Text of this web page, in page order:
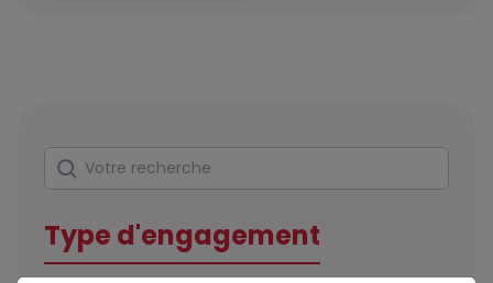
Rechercher
Votre recherche
Type d'engagement